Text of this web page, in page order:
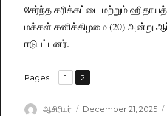
சேர்ந்த கரிக்கட்டை மற்றும்
மக்கள் சனிக்கிழமை (20) அன்று
ஈடுபட்டனர்.
Pages: Page
1 ,
Page
2
Author
ஆசிரியர்
Posted
December 21, 2025